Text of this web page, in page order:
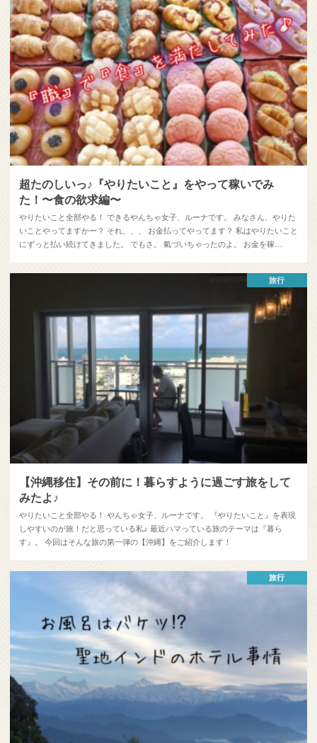
超たのしいっ♪『やりたいこと』をやって稼いでみ
た！〜食の欲求編〜
やりたいこと全部やる！ できるやんちゃ女子、ルーナです。 みなさん、やりた
いことやってますかー？ それ、、、 お金払ってやってます？ 私はやりたいこと
にずっと払い続けてきました。 でもさ。 氣づいちゃったのよ。 お金を稼…
旅行
【沖縄移住】その前に！暮らすように過ごす旅をして
みたよ♪
やりたいこと全部やる！ やんちゃ女子、ルーナです。 『やりたいこと』を表現
しやすいのが旅！だと思っている私♪ 最近ハマっている旅のテーマは『暮ら
す』。 今回はそんな旅の第一弾の【沖縄】をご紹介します！
旅行